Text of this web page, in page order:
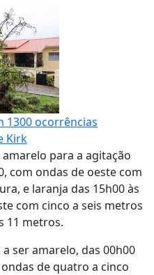
1300 ocorrências
Kirk
para a agitação
com ondas de oeste com
e laranja das 15h00 às
com cinco a seis metros
11 metros.
ser amarelo, das 00h00
de quatro a cinco